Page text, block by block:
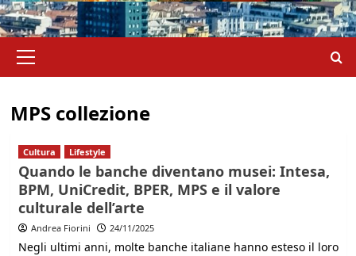
principale
MPS collezione
Cultura Lifestyle
Quando le banche diventano musei: Intesa,
BPM, UniCredit, BPER, MPS e il valore
culturale dell’arte
Andrea Fiorini 24/11/2025
Negli ultimi anni, molte banche italiane hanno esteso il loro